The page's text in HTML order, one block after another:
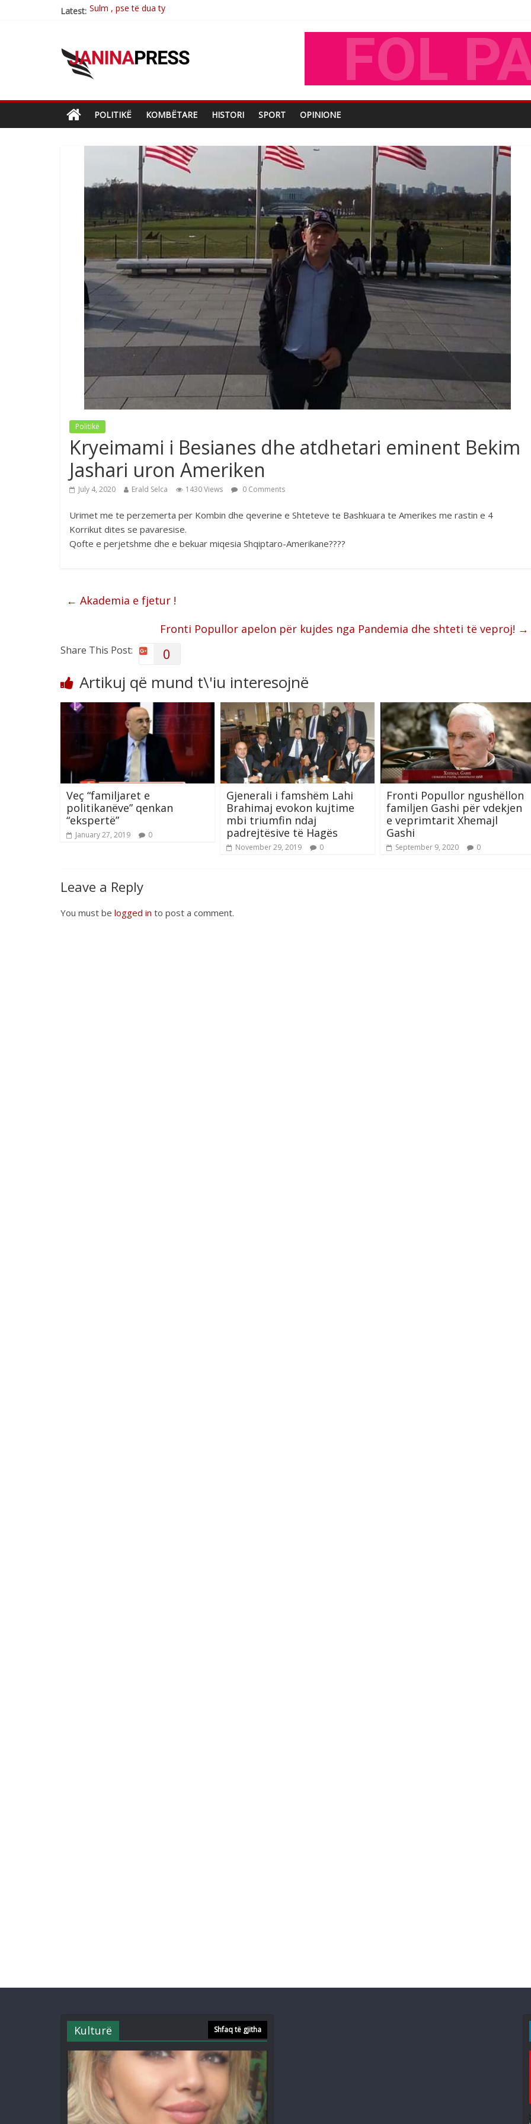
Latest: Postim me vlera nga artistja e mirëfilltë Mimoza Gjoni
Brahim Çekaj njē veprimtar i respektuar i çeshtjës kombëtare
POLITIKË KOMBËTARE HISTORI SPORT OPINIONE
Politikë
Kryeimami i Besianes dhe atdhetari eminent Bekim
Jashari uron Ameriken
July 4, 2020 Erald Selca 1430 Views 0 Comments
Urimet me te perzemerta per Kombin dhe qeverine e Shteteve te Bashkuara te Amerikes me rastin e 4
Korrikut dites se pavaresise.
Qofte e perjetshme dhe e bekuar miqesia Shqiptaro-Amerikane????
← Akademia e fjetur !
Fronti Popullor apelon për kujdes nga Pandemia dhe shteti të veproj! →
Share This Post: 0
Artikuj që mund t\'iu interesojnë
Veç “familjaret e
politikanëve” qenkan
“ekspertë”
January 27, 2019 0
Gjenerali i famshëm Lahi
Brahimaj evokon kujtime
mbi triumfin ndaj
padrejtësive të Hagës
November 29, 2019 0
Fronti Popullor ngushëllon
familjen Gashi për vdekjen
e veprimtarit Xhemajl
Gashi
September 9, 2020 0
Leave a Reply
You must be logged in to post a comment.
Kulturë Shfaq të gjitha